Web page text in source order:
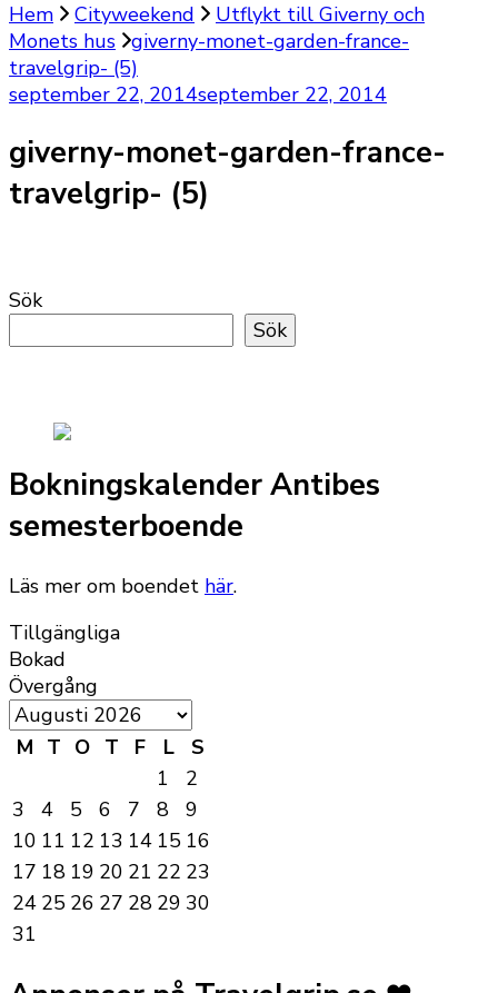
Hem
Cityweekend
Utflykt till Giverny och
Monets hus giverny-monet-garden-france-
travelgrip- (5)
september 22, 2014september 22, 2014
giverny-monet-garden-france-
travelgrip- (5)
Sök
Sök
Bokningskalender Antibes
semesterboende
Läs mer om boendet här.
Tillgängliga
Bokad
Övergång
M T O T F L
S
1
2
3
4 5 6 7 8
9
10 11 12 13 14 15 16
17 18 19 20 21 22 23
24 25 26 27 28 29 30
31